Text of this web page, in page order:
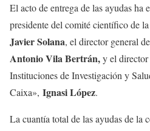
El acto de entrega de las ayudas ha
presidente del comité científico de
Javier Solana, el director general
Antonio Vila Bertrán,y el
Instituciones de Investigación y
Caixa», Ignasi López.
La cuantía total de las ayudas de la